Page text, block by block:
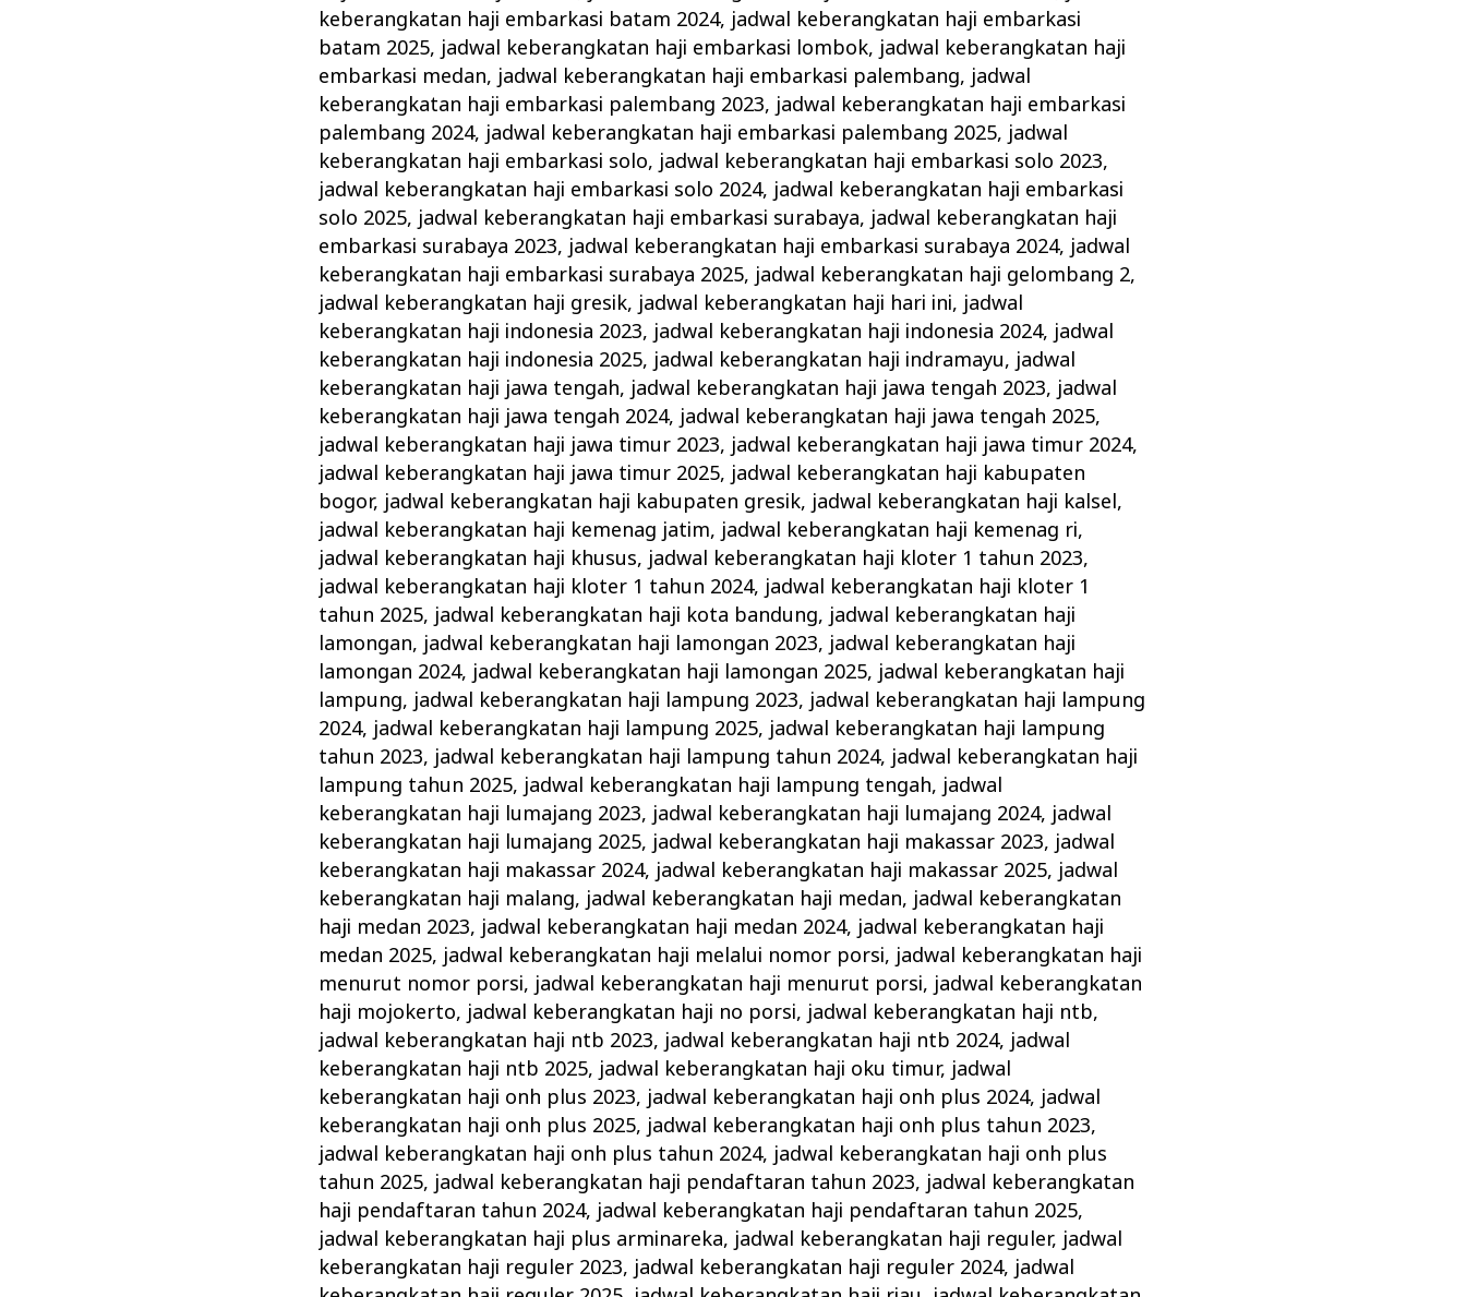
keberangkatan haji embarkasi batam 2024, jadwal keberangkatan haji embarkasi
batam 2025, jadwal keberangkatan haji embarkasi lombok, jadwal keberangkatan haji
embarkasi medan, jadwal keberangkatan haji embarkasi palembang, jadwal
keberangkatan haji embarkasi palembang 2023, jadwal keberangkatan haji embarkasi
palembang 2024, jadwal keberangkatan haji embarkasi palembang 2025, jadwal
keberangkatan haji embarkasi solo, jadwal keberangkatan haji embarkasi solo 2023,
jadwal keberangkatan haji embarkasi solo 2024, jadwal keberangkatan haji embarkasi
solo 2025, jadwal keberangkatan haji embarkasi surabaya, jadwal keberangkatan haji
embarkasi surabaya 2023, jadwal keberangkatan haji embarkasi surabaya 2024, jadwal
keberangkatan haji embarkasi surabaya 2025, jadwal keberangkatan haji gelombang 2,
jadwal keberangkatan haji gresik, jadwal keberangkatan haji hari ini, jadwal
keberangkatan haji indonesia 2023, jadwal keberangkatan haji indonesia 2024, jadwal
keberangkatan haji indonesia 2025, jadwal keberangkatan haji indramayu, jadwal
keberangkatan haji jawa tengah, jadwal keberangkatan haji jawa tengah 2023, jadwal
keberangkatan haji jawa tengah 2024, jadwal keberangkatan haji jawa tengah 2025,
jadwal keberangkatan haji jawa timur 2023, jadwal keberangkatan haji jawa timur 2024,
jadwal keberangkatan haji jawa timur 2025, jadwal keberangkatan haji kabupaten
bogor, jadwal keberangkatan haji kabupaten gresik, jadwal keberangkatan haji kalsel,
jadwal keberangkatan haji kemenag jatim, jadwal keberangkatan haji kemenag ri,
jadwal keberangkatan haji khusus, jadwal keberangkatan haji kloter 1 tahun 2023,
jadwal keberangkatan haji kloter 1 tahun 2024, jadwal keberangkatan haji kloter 1
tahun 2025, jadwal keberangkatan haji kota bandung, jadwal keberangkatan haji
lamongan, jadwal keberangkatan haji lamongan 2023, jadwal keberangkatan haji
lamongan 2024, jadwal keberangkatan haji lamongan 2025, jadwal keberangkatan haji
lampung, jadwal keberangkatan haji lampung 2023, jadwal keberangkatan haji lampung
2024, jadwal keberangkatan haji lampung 2025, jadwal keberangkatan haji lampung
tahun 2023, jadwal keberangkatan haji lampung tahun 2024, jadwal keberangkatan haji
lampung tahun 2025, jadwal keberangkatan haji lampung tengah, jadwal
keberangkatan haji lumajang 2023, jadwal keberangkatan haji lumajang 2024, jadwal
keberangkatan haji lumajang 2025, jadwal keberangkatan haji makassar 2023, jadwal
keberangkatan haji makassar 2024, jadwal keberangkatan haji makassar 2025, jadwal
keberangkatan haji malang, jadwal keberangkatan haji medan, jadwal keberangkatan
haji medan 2023, jadwal keberangkatan haji medan 2024, jadwal keberangkatan haji
medan 2025, jadwal keberangkatan haji melalui nomor porsi, jadwal keberangkatan haji
menurut nomor porsi, jadwal keberangkatan haji menurut porsi, jadwal keberangkatan
haji mojokerto, jadwal keberangkatan haji no porsi, jadwal keberangkatan haji ntb,
jadwal keberangkatan haji ntb 2023, jadwal keberangkatan haji ntb 2024, jadwal
keberangkatan haji ntb 2025, jadwal keberangkatan haji oku timur, jadwal
keberangkatan haji onh plus 2023, jadwal keberangkatan haji onh plus 2024, jadwal
keberangkatan haji onh plus 2025, jadwal keberangkatan haji onh plus tahun 2023,
jadwal keberangkatan haji onh plus tahun 2024, jadwal keberangkatan haji onh plus
tahun 2025, jadwal keberangkatan haji pendaftaran tahun 2023, jadwal keberangkatan
haji pendaftaran tahun 2024, jadwal keberangkatan haji pendaftaran tahun 2025,
jadwal keberangkatan haji plus arminareka, jadwal keberangkatan haji reguler, jadwal
keberangkatan haji reguler 2023, jadwal keberangkatan haji reguler 2024, jadwal